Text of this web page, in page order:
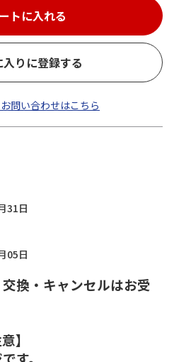
トに入れる
入りに登録する
問い合わせはこちら
31日
05日
換・キャンセルはお受
】
す。